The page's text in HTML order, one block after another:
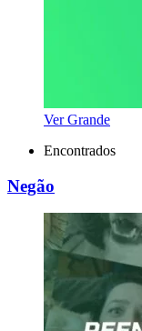
Ver Grande
Encontrados
Negão